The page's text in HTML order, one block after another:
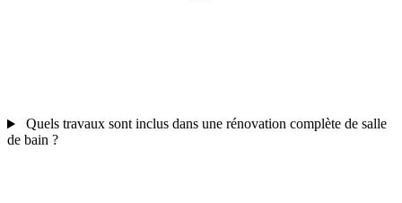
Quels travaux sont inclus dans une rénovation complète de salle
de bain ?